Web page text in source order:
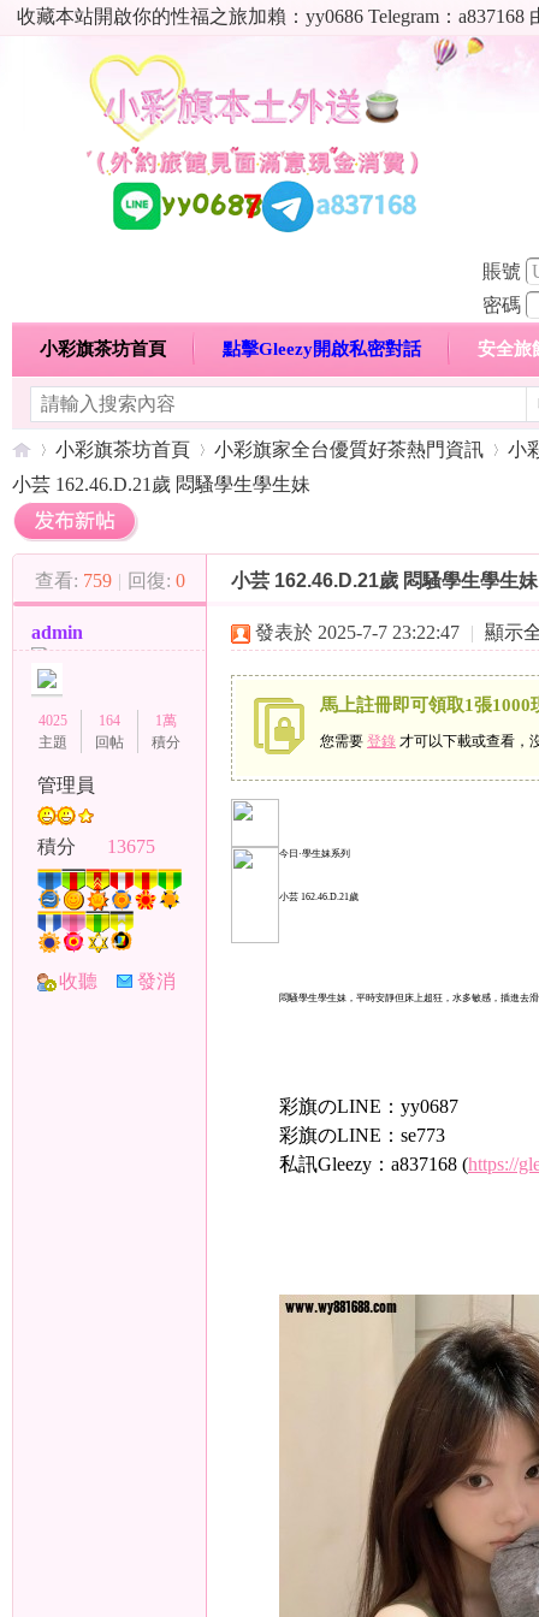
收藏本站開啟你的性福之旅加賴：yy0686 Telegram：
賬號
密碼
小彩旗茶坊首頁 點擊Gleezy開啟私密對話 安全旅
明碼標價特惠專區 熱門喝茶心得分享 高顏值現役
（»
小彩旗茶坊首頁
›
小彩旗家全台優質好茶熱門資訊
›
小
小芸 162.46.D.21歲 悶騷學生學生妹
查看: 759 | 回復: 0 小芸 162.46.D.21歲 悶騷學生學生妹
admin
4025
主題
164
回帖
1萬
積分
管理員
積分 13675
收聽
發消
發表於 2025-7-7 23:22:47 | 顯示
馬上註冊即可領取1張1000
您需要 登錄 才可以下載或查看，
今日·學生妹系列
小芸 162.46.D.21歲
悶騷學生學生妹，平時安靜但床上超狂，水多敏感，插進去
彩旗のLINE：yy0687
彩旗のLINE：se773
私訊Gleezy：a837168 (https://